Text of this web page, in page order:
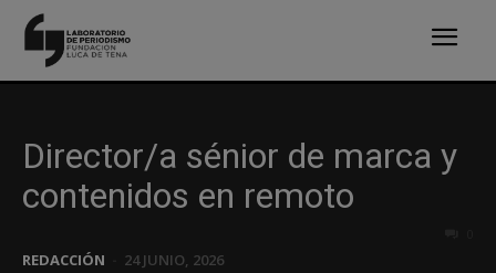
Director/a sénior de marca y
contenidos en remoto
REDACCIÓN 24 JUNIO, 2026